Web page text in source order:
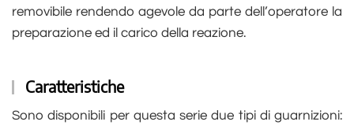
removibile rendendo agevole da parte dell’operatore la
preparazione ed il carico della reazione.
Caratteristiche
Sono disponibili per questa serie due tipi di guarnizioni: